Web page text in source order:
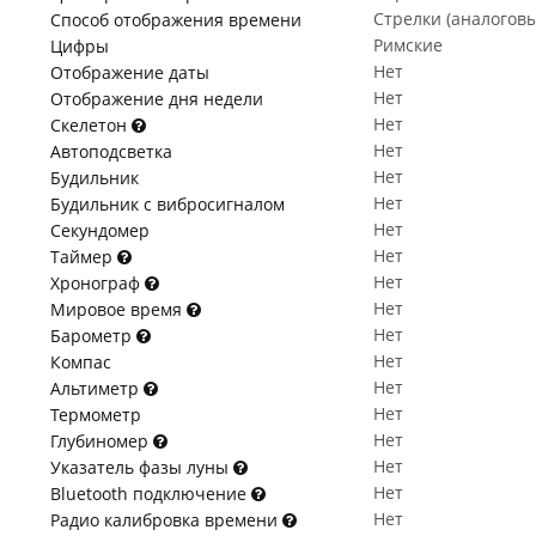
Способ отображения времени
Стрелки
Цифры
Римские
Отображение даты
Нет
Отображение дня недели
Нет
Скелетон
Нет
Автоподсветка
Нет
Будильник
Нет
Будильник с вибросигналом
Нет
Секундомер
Нет
Таймер
Нет
Хронограф
Нет
Мировое время
Нет
Барометр
Нет
Компас
Нет
Альтиметр
Нет
Термометр
Нет
Глубиномер
Нет
Указатель фазы луны
Нет
Bluetooth подключение
Нет
Радио калибровка времени
Нет